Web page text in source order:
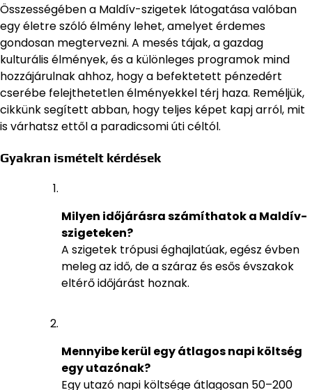
Összességében a Maldív-szigetek látogatása valóban
egy életre szóló élmény lehet, amelyet érdemes
gondosan megtervezni. A mesés tájak, a gazdag
kulturális élmények, és a különleges programok mind
hozzájárulnak ahhoz, hogy a befektetett pénzedért
cserébe felejthetetlen élményekkel térj haza. Reméljük,
cikkünk segített abban, hogy teljes képet kapj arról, mit
is várhatsz ettől a paradicsomi úti céltól.
Gyakran ismételt kérdések
Milyen időjárásra számíthatok a Maldív-
szigeteken?
A szigetek trópusi éghajlatúak, egész évben
meleg az idő, de a száraz és esős évszakok
eltérő időjárást hoznak.
Mennyibe kerül egy átlagos napi költség
egy utazónak?
Egy utazó napi költsége átlagosan 50–200